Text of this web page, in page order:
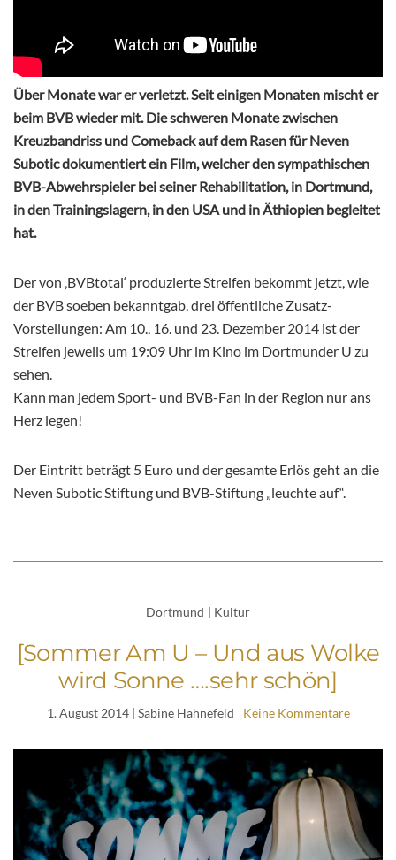
Über Monate war er verletzt. Seit einigen Monaten mischt er
beim BVB wieder mit. Die schweren Monate zwischen
Kreuzbandriss und Comeback auf dem Rasen für Neven
Subotic dokumentiert ein Film, welcher den sympathischen
BVB-Abwehrspieler bei seiner Rehabilitation, in Dortmund,
in den Trainingslagern, in den USA und in Äthiopien begleitet
hat.
Der von ‚BVBtotal‘ produzierte Streifen bekommt jetzt, wie
der BVB soeben bekanntgab, drei öffentliche Zusatz-
Vorstellungen: Am 10., 16. und 23. Dezember 2014 ist der
Streifen jeweils um 19:09 Uhr im Kino im Dortmunder U zu
sehen.
Kann man jedem Sport- und BVB-Fan in der Region nur ans
Herz legen!
Der Eintritt beträgt 5 Euro und der gesamte Erlös geht an die
Neven Subotic Stiftung und BVB-Stiftung „leuchte auf“.
Dortmund | Kultur
[Sommer Am U – Und aus Wolke
wird Sonne ….sehr schön]
1. August 2014| Sabine Hahnefeld Keine Kommentare